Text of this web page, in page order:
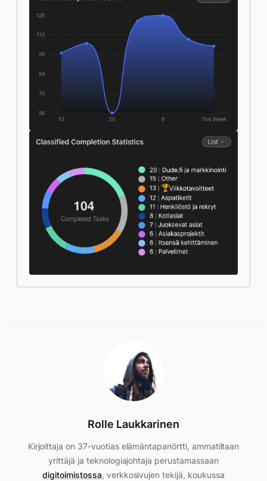
Rolle Laukkarinen
Kirjoittaja on 37-vuotias elämäntapanörtti, ammatiltaan
yrittäjä ja teknologiajohtaja perustamassaan
digitoimistossa, verkkosivujen tekijä, koukussa